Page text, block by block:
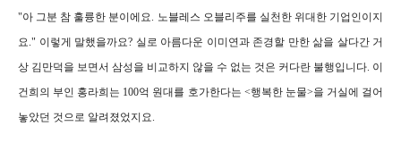
"아 그분 참 훌륭한 분이에요. 노블레스 오블리주를 실천한 위대한 기업인이지
요." 이렇게 말했을까요? 실로 아름다운 이미연과 존경할 만한 삶을 살다간 거
상 김만덕을 보면서 삼성을 비교하지 않을 수 없는 것은 커다란 불행입니다. 이
건희의 부인 홍라희는 100억 원대를 호가한다는 <행복한 눈물>을 거실에 걸어
놓았던 것으로 알려졌었지요.